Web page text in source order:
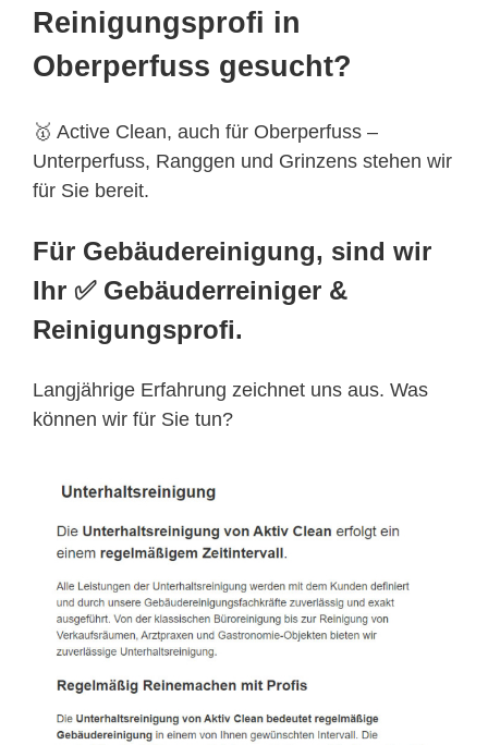
Reinigungsprofi in
Oberperfuss gesucht?
🥇 Active Clean, auch für Oberperfuss –
Unterperfuss, Ranggen und Grinzens stehen wir
für Sie bereit.
Für Gebäudereinigung, sind wir
Ihr ✅ Gebäuderreiniger &
Reinigungsprofi.
Langjährige Erfahrung zeichnet uns aus. Was
können wir für Sie tun?